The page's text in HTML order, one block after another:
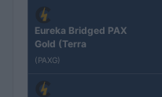
Eureka Bridged PAX
Gold (Terra
(PAXG)